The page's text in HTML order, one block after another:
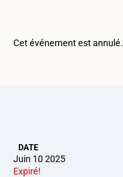
Cet événement est annulé.
DATE
Juin 10 2025
Expiré!